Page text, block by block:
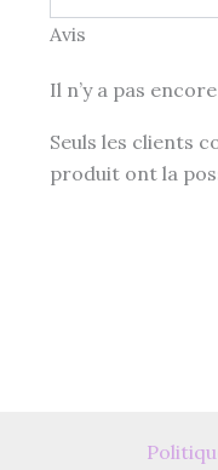
Avis
Il n’y a pas encore
Seuls les clients
produit ont la